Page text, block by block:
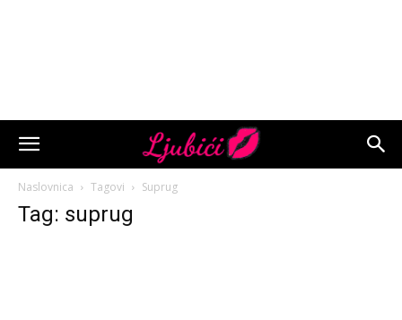
Naslovnica Tagovi Suprug
Tag: suprug